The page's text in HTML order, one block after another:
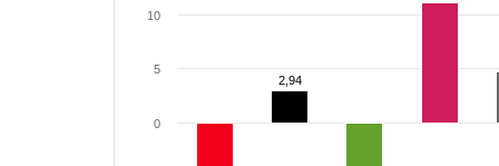
2,94
2,94
0
5
10